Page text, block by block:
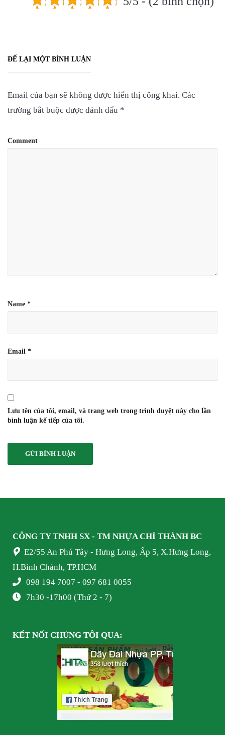
ĐỂ LẠI MỘT BÌNH LUẬN
Email của bạn sẽ không được hiển thị công khai. Các
trường bắt buộc được đánh dấu *
Comment
Name *
Email *
Lưu tên của tôi, email, và trang web trong trình duyệt này cho lần
bình luận kế tiếp của tôi.
CÔNG TY TNHH SX - TM NHỰA CHÍ THÀNH BC
E2/55 An Phú Tây - Hưng Long, Ấp 5, X.Hưng Long,
H.Bình Chánh, TP.HCM
098 194 7007 - 097 681 0055
7h30 -17h00 (Thứ 2 - 7)
KẾT NỐI CHÚNG TÔI QUA: